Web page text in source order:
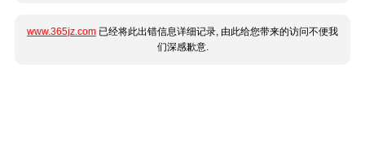
www.365jz.com 已经将此出错信息详细记录, 由此给您带来的访问不便我
们深感歉意.